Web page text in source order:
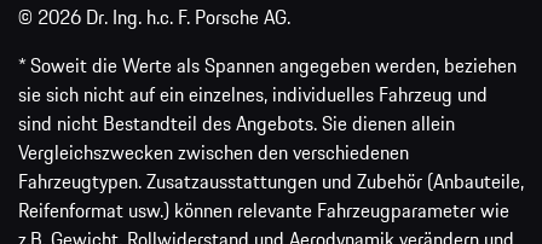
© 2026 Dr. Ing. h.c. F. Porsche AG.
* Soweit die Werte als Spannen angegeben werden, beziehen
sie sich nicht auf ein einzelnes, individuelles Fahrzeug und
sind nicht Bestandteil des Angebots. Sie dienen allein
Vergleichszwecken zwischen den verschiedenen
Fahrzeugtypen. Zusatzausstattungen und Zubehör (Anbauteile,
Reifenformat usw.) können relevante Fahrzeugparameter wie